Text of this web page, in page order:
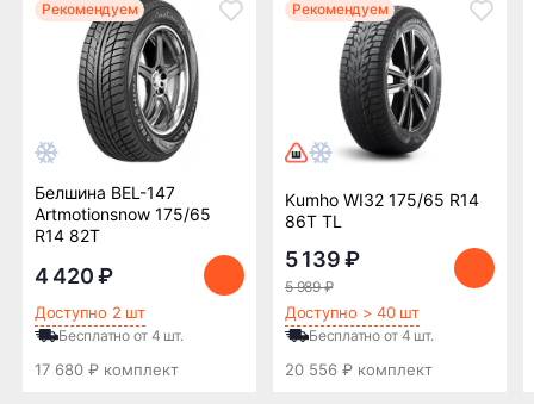
Мы отправляем заказы по всей России всеми
транспортными компаниями (ПЭК, Деловые
Линии, ЖелДорЭкспедиция, Кит,
Автотрейдинг, Ратэк, Энергия и др.)
Доставка комплекта
(4 шт) шин или
дисков до терминала
транспортной
компании в Нижнем
Новгороде —
бесплатная
Бесплатно
Доставка шин или
дисков менее 4 шт
транспортной
компании в Нижнем
Новгороде
500 ₽
Рекомендуем
Белшина BEL-147
Artmotionsnow 175/65
R14 82T
4 420 ₽
Доступно 2 шт
Бесплатно от 4 шт.
17 680 ₽ комплект
Рекомендуем
Kumho WI32 175/65 R14
86T TL
5 989 ₽
5 139 ₽
Доступно > 40 шт
Бесплатно от 4 шт.
20 556 ₽ комплект